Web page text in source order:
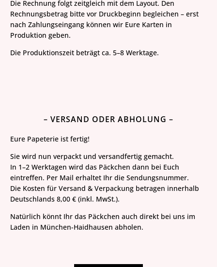
Die Rechnung folgt zeitgleich mit dem Layout. Den
Rechnungsbetrag bitte vor Druckbeginn begleichen – erst
nach Zahlungseingang können wir Eure Karten in
Produktion geben.
Die Produktionszeit beträgt ca. 5–8 Werktage.
– VERSAND ODER ABHOLUNG –
Eure Papeterie ist fertig!
Sie wird nun verpackt und versandfertig gemacht.
In 1–2 Werktagen wird das Päckchen dann bei Euch
eintreffen. Per Mail erhaltet Ihr die Sendungsnummer.
Die Kosten für Versand & Verpackung betragen innerhalb
Deutschlands 8,00 € (inkl. MwSt.).
Natürlich könnt Ihr das Päckchen auch direkt bei uns im
Laden in München-Haidhausen abholen.